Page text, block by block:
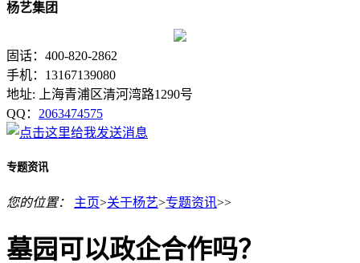
杨艺集团
固话：400-820-2862
手机：13167139080
地址: 上海青浦区清河湾路1290号
QQ： 2063474575
专题资讯
您的位置： 主页>关于杨艺>专题资讯>>
墓园可以政企合作吗？